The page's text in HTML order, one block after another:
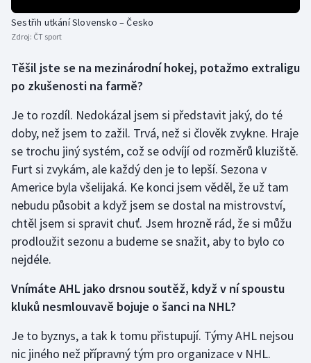
Sestřih utkání Slovensko – Česko
Zdroj: ČT sport
Těšil jste se na mezinárodní hokej, potažmo extraligu
po zkušenosti na farmě?
Je to rozdíl. Nedokázal jsem si představit jaký, do té
doby, než jsem to zažil. Trvá, než si člověk zvykne. Hraje
se trochu jiný systém, což se odvíjí od rozměrů kluziště.
Furt si zvykám, ale každý den je to lepší. Sezona v
Americe byla všelijaká. Ke konci jsem věděl, že už tam
nebudu působit a když jsem se dostal na mistrovství,
chtěl jsem si spravit chuť. Jsem hrozně rád, že si můžu
prodloužit sezonu a budeme se snažit, aby to bylo co
nejdéle.
Vnímáte AHL jako drsnou soutěž, když v ní spoustu
kluků nesmlouvavě bojuje o šanci na NHL?
Je to byznys, a tak k tomu přistupují. Týmy AHL nejsou
nic jiného než přípravný tým pro organizace v NHL.